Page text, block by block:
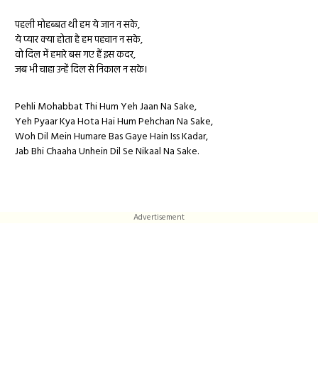
पहली मोहब्बत थी हम ये जान न सके,
ये प्यार क्या होता है हम पहचान न सके,
वो दिल में हमारे बस गए हैं इस कदर,
जब भी चाहा उन्हें दिल से निकाल न सके।
Pehli Mohabbat Thi Hum Yeh Jaan Na Sake,
Yeh Pyaar Kya Hota Hai Hum Pehchan Na Sake,
Woh Dil Mein Humare Bas Gaye Hain Iss Kadar,
Jab Bhi Chaaha Unhein Dil Se Nikaal Na Sake.
Advertisement